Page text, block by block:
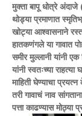
मुक्ता बापू धोत्रे
थोड्या प्रमाणात
खोट्या आश्वासनाने
हातकणंगले या गावात
समीर मुल्लानी यांनी
यांनी स्वतःच्या
माहिती घेण्याचा
तरी गावाचं नाव
पत्ता काढण्यास मोठ्या